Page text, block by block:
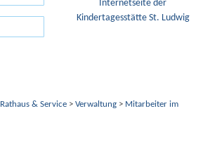
Rathaus & Service> Verwaltung> Mitarbeiter im